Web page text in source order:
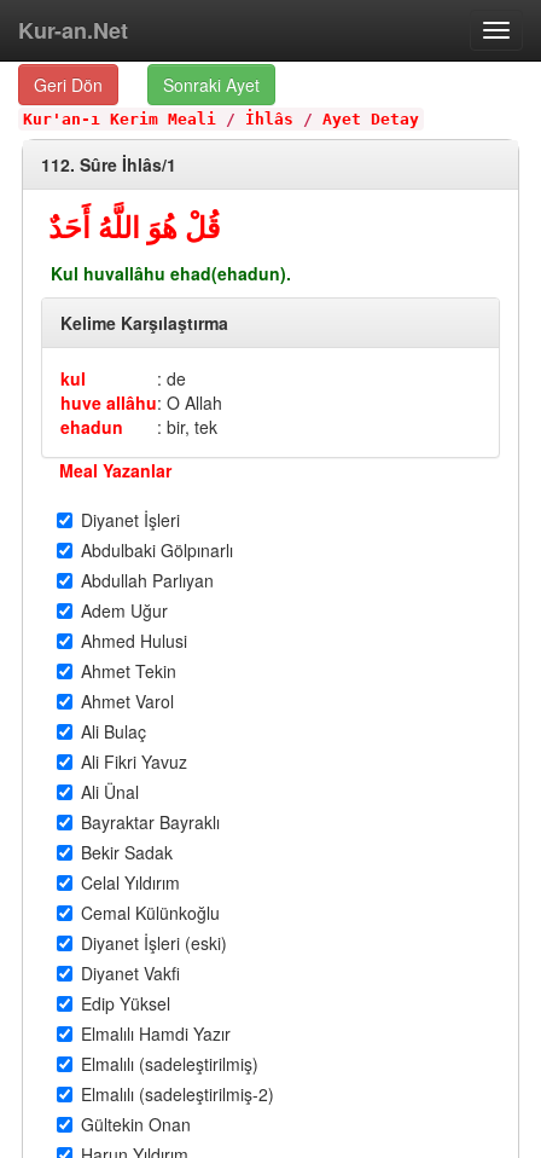
Kur-an.Net
Geri Dön Sonraki Ayet
Kur'an-ı Kerim Meali / İhlâs / Ayet Detay
112. Sûre İhlâs/1
قُلْ هُوَ اللَّهُ أَحَدٌ
Kul huvallâhu ehad(ehadun).
Kelime Karşılaştırma
kul
: de
huve allâhu: O Allah
ehadun
: bir, tek
Meal Yazanlar
Diyanet İşleri
Abdulbaki Gölpınarlı
Abdullah Parlıyan
Adem Uğur
Ahmed Hulusi
Ahmet Tekin
Ahmet Varol
Ali Bulaç
Ali Fikri Yavuz
Ali Ünal
Bayraktar Bayraklı
Bekir Sadak
Celal Yıldırım
Cemal Külünkoğlu
Diyanet İşleri (eski)
Diyanet Vakfi
Edip Yüksel
Elmalılı Hamdi Yazır
Elmalılı (sadeleştirilmiş)
Elmalılı (sadeleştirilmiş-2)
Gültekin Onan